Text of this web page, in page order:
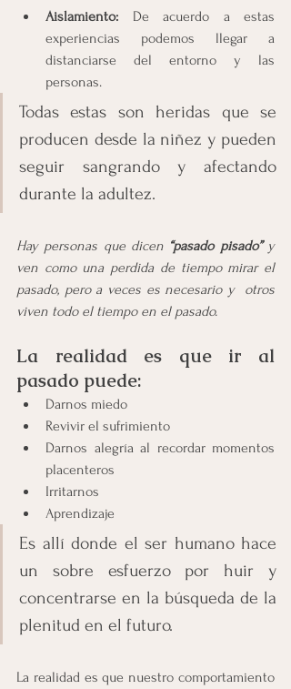
Aislamiento: De acuerdo a estas
experiencias podemos llegar a
distanciarse del entorno y las
personas.
Todas estas son heridas que se
producen desde la niñez y pueden
seguir sangrando y afectando
durante la adultez.
Hay personas que dicen “pasado pisado” y
ven como una perdida de tiempo mirar el
pasado, pero a veces es necesario y  otros
viven todo el tiempo en el pasado.
La realidad es que ir al
pasado puede:
Darnos miedo
Revivir el sufrimiento
Darnos alegría al recordar momentos
placenteros
Irritarnos
Aprendizaje
Es allí donde el ser humano hace
un sobre esfuerzo por huir y
concentrarse en la búsqueda de la
plenitud en el futuro.
La realidad es que nuestro comportamiento